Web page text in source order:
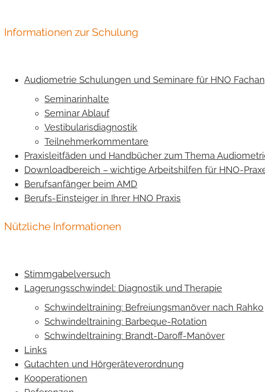
Informationen zur Schulung
Audiometrie Schulungen und Seminare für HNO
Seminarinhalte
Seminar Ablauf
Vestibularisdiagnostik
Teilnehmerkommentare
Praxisleitfäden und Handbücher zum Thema
Downloadbereich – wichtige Arbeitshilfen für HNO-
Berufsanfänger beim AMD
Berufs-Einsteiger in Ihrer HNO Praxis
Nützliche Informationen
Stimmgabelversuch
Lagerungsschwindel: Diagnostik und Therapie
Schwindeltraining: Befreiungsmanöver nach Rahko
Schwindeltraining: Barbeque-Rotation
Schwindeltraining: Brandt-Daroff-Manöver
Links
Gutachten und Hörgeräteverordnung
Kooperationen